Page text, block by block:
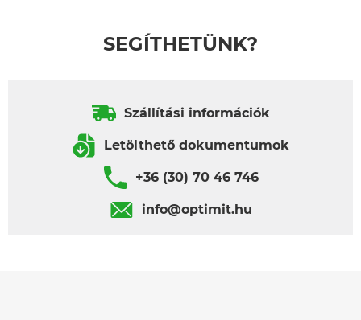
SEGÍTHETÜNK?
Szállítási információk
Letölthető dokumentumok
+36 (30) 70 46 746
info@optimit.hu